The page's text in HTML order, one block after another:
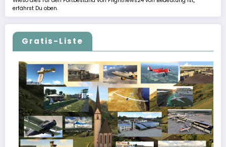
erfährst Du oben.
Gratis-Liste